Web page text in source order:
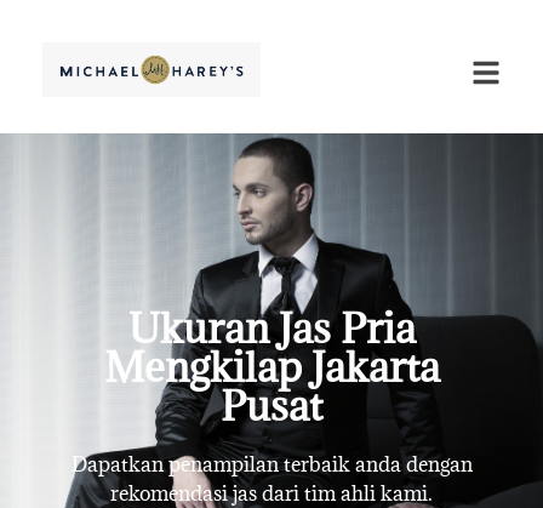
Ukuran Jas Pria
Mengkilap Jakarta
Pusat
Dapatkan penampilan terbaik anda dengan
rekomendasi jas dari tim ahli kami.